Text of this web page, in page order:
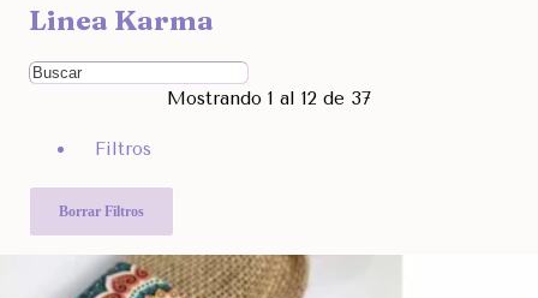
Filtra por Marcas
Ordenar Por
Otras Categorías
Filtra Por
Linea Karma
Mostrando 1 al 12 de 37
Filtros
Borrar Filtros